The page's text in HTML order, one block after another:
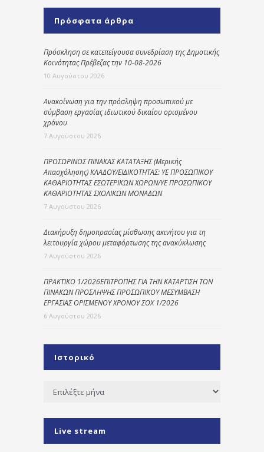
Πρόσφατα άρθρα
Πρόσκληση σε κατεπείγουσα συνεδρίαση της Δημοτικής
Κοινότητας Πρέβεζας την 10-08-2026
10 Αυγούστου 2026
Ανακοίνωση για την πρόσληψη προσωπικού με
σύμβαση εργασίας ιδιωτικού δικαίου ορισμένου
χρόνου
7 Αυγούστου 2026
ΠΡΟΣΩΡΙΝΟΣ ΠΙΝΑΚΑΣ ΚΑΤΑΤΑΞΗΣ (Μερικής
Απασχόλησης) ΚΛΑΔΟΥ/ΕΙΔΙΚΟΤΗΤΑΣ: ΥΕ ΠΡΟΣΩΠΙΚΟΥ
ΚΑΘΑΡΙΟΤΗΤΑΣ ΕΣΩΤΕΡΙΚΩΝ ΧΩΡΩΝ/ΥΕ ΠΡΟΣΩΠΙΚΟΥ
ΚΑΘΑΡΙΟΤΗΤΑΣ ΣΧΟΛΙΚΩΝ ΜΟΝΑΔΩΝ
7 Αυγούστου 2026
Διακήρυξη δημοπρασίας μίσθωσης ακινήτου για τη
λειτουργία χώρου μεταφόρτωσης της ανακύκλωσης
7 Αυγούστου 2026
ΠΡΑΚΤΙΚΟ 1/2026ΕΠΙΤΡΟΠΗΣ ΓΙΑ ΤΗΝ ΚΑΤΑΡΤΙΣΗ ΤΩΝ
ΠΙΝΑΚΩΝ ΠΡΟΣΛΗΨΗΣ ΠΡΟΣΩΠΙΚΟΥ ΜΕΣΥΜΒΑΣΗ
ΕΡΓΑΣΙΑΣ ΟΡΙΣΜΕΝΟΥ ΧΡΟΝΟΥ ΣΟΧ 1/2026
6 Αυγούστου 2026
Ιστορικό
Ιστορικό
Live stream